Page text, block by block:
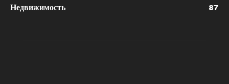
Недвижимость
87